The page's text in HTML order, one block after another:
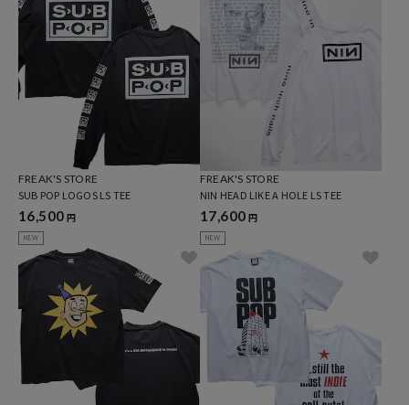
FREAK'S STORE
SUB POP LOGOS LS TEE
16,500 円
NEW
FREAK'S STORE
NIN HEAD LIKE A HOLE LS TEE
17,600 円
NEW